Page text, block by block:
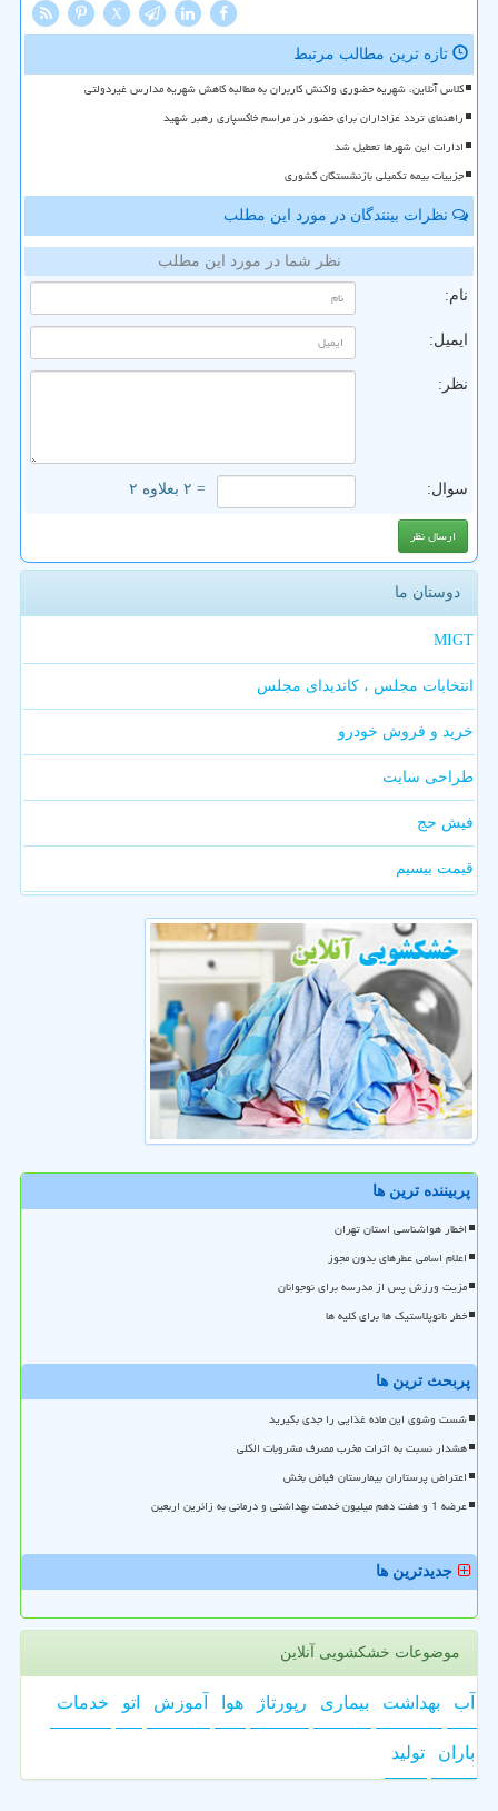
X
تازه ترین مطالب مرتبط
کلاس آنلاین، شهریه حضوری واکنش کاربران به مطالبه کاهش شهریه مدارس غیردولتی
راهنمای تردد عزاداران برای حضور در مراسم خاکسپاری رهبر شهید
ادارات این شهرها تعطیل شد
جزییات بیمه تکمیلی بازنشستگان کشوری
نظرات بینندگان در مورد این مطلب
نظر شما در مورد این مطلب
نام:
ایمیل:
نظر:
سوال: = ۲ بعلاوه ۲
دوستان ما
MIGT
انتخابات مجلس ، کاندیدای مجلس
خرید و فروش خودرو
طراحی سایت
فیش حج
قیمت بیسیم
پربیننده ترین ها
اخطار هواشناسی استان تهران
اعلام اسامی عطرهای بدون مجوز
مزیت ورزش پس از مدرسه برای نوجوانان
خطر نانوپلاستیک ها برای کلیه ها
پربحث ترین ها
شست وشوی این ماده غذایی را جدی بگیرید
هشدار نسبت به اثرات مخرب مصرف مشروبات الکلی
اعتراض پرستاران بیمارستان فیاض بخش
عرضه 1 و هفت دهم میلیون خدمت بهداشتی و درمانی به زائرین اربعین
جدیدترین ها
موضوعات خشکشویی آنلاین
آب بهداشت بیماری رپورتاژ هوا آموزش اتو خدمات
باران تولید